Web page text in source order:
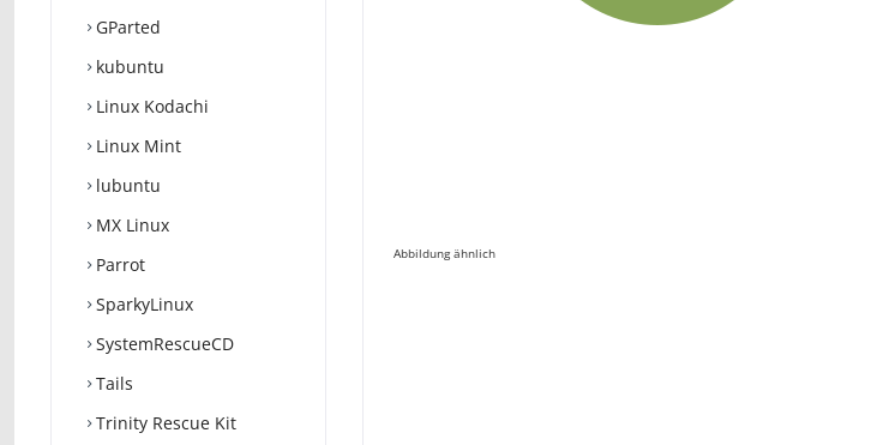
GParted
kubuntu
Linux Kodachi
Linux Mint
lubuntu
MX Linux
Parrot
SparkyLinux
SystemRescueCD
Tails
Trinity Rescue Kit
Abbildung ähnlich